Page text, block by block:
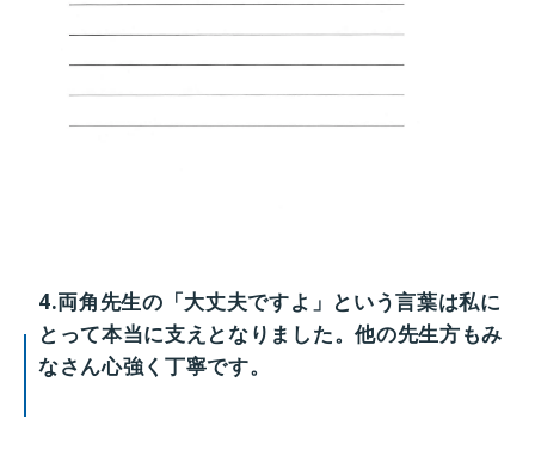
4.両角先生の「大丈夫ですよ」という言葉は私に
とって本当に支えとなりました。他の先生方もみ
なさん心強く丁寧です。